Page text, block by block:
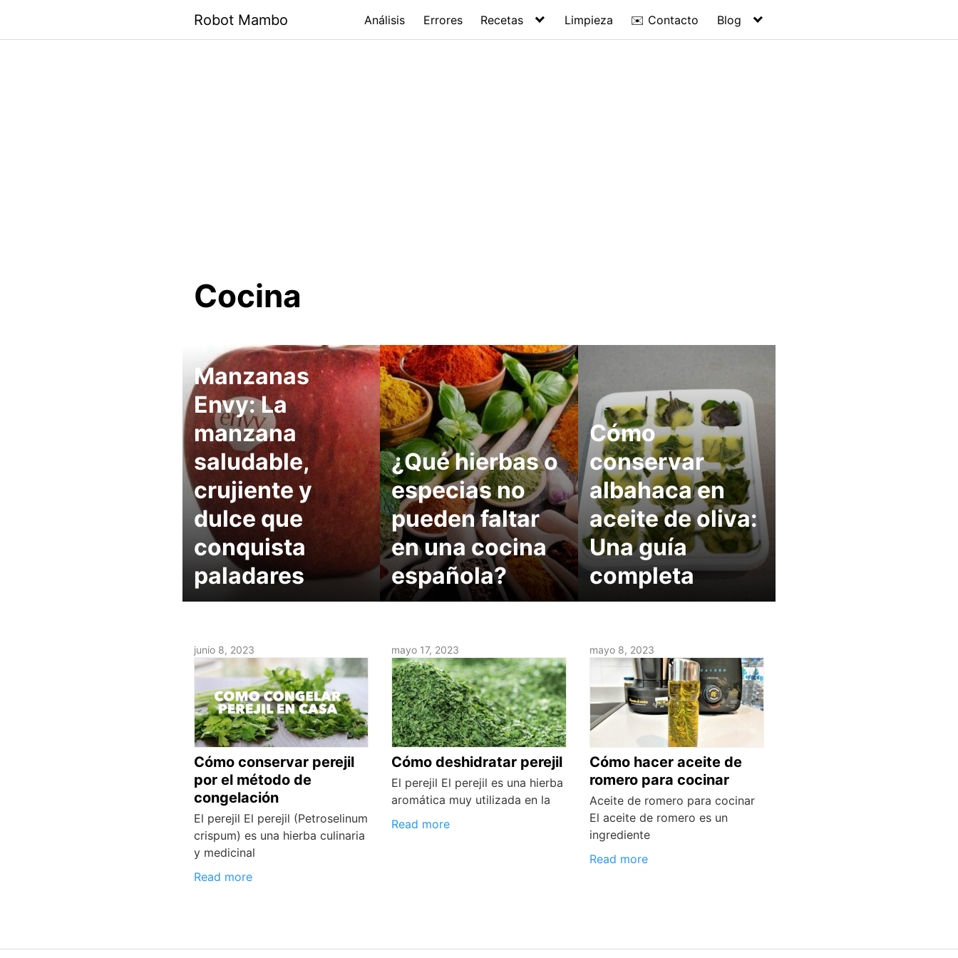
contenido
Robot Mambo Análisis Errores Recetas Limpieza ✉️ Contacto Blog
Cocina
Manzanas
Envy: La
manzana
saludable,
crujiente y
dulce que
conquista
paladares
¿Qué hierbas o
especias no
pueden faltar
en una cocina
española?
Cómo
conservar
albahaca en
aceite de oliva:
Una guía
completa
junio 8, 2023
Cómo conservar perejil
por el método de
congelación
El perejil El perejil (Petroselinum
crispum) es una hierba culinaria
y medicinal
Read more
mayo 17, 2023
Cómo deshidratar perejil
El perejil El perejil es una hierba
aromática muy utilizada en la
Read more
mayo 8, 2023
Cómo hacer aceite de
romero para cocinar
Aceite de romero para cocinar
El aceite de romero es un
ingrediente
Read more